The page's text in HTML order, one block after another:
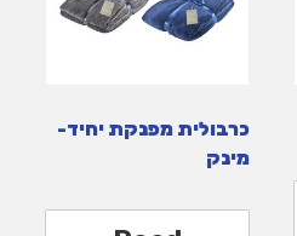
כרבולית מפנקת יחיד-
מינק